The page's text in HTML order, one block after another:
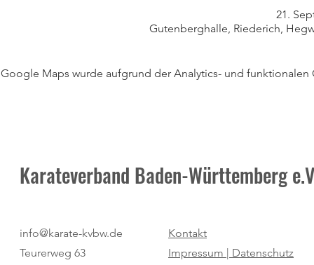
21.
Gutenberghalle, Riederich,
Google Maps wurde aufgrund der Analytics- und
Karateverband Baden-Württemberg
info@karate-kvbw.de
Teurerweg 63
Kontakt
Impressum | Datenschutz